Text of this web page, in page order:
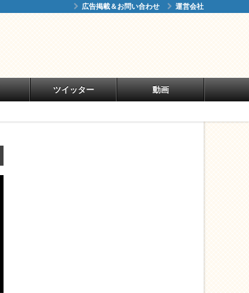
広告掲載＆お問い合わせ 運営会社
ツイッター 動画